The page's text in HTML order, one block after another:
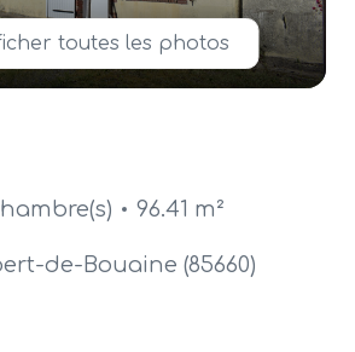
toutes les photos
96.41 m²
de-Bouaine (85660)